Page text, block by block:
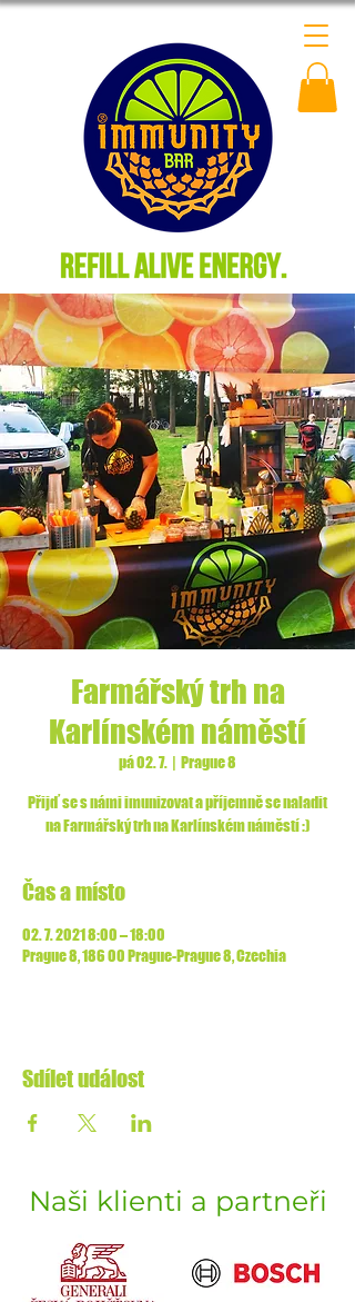
Farmářský trh na
Karlínském náměstí
pá 02. 7.
  |
Prague 8
Přijď se s námi imunizovat a příjemně se naladit
na Farmářský trh na Karlínském náměstí :)
Čas a místo
02. 7. 2021 8:00 – 18:00
Prague 8, 186 00 Prague-Prague 8, Czechia
Sdílet událost
Naši klienti a partneři